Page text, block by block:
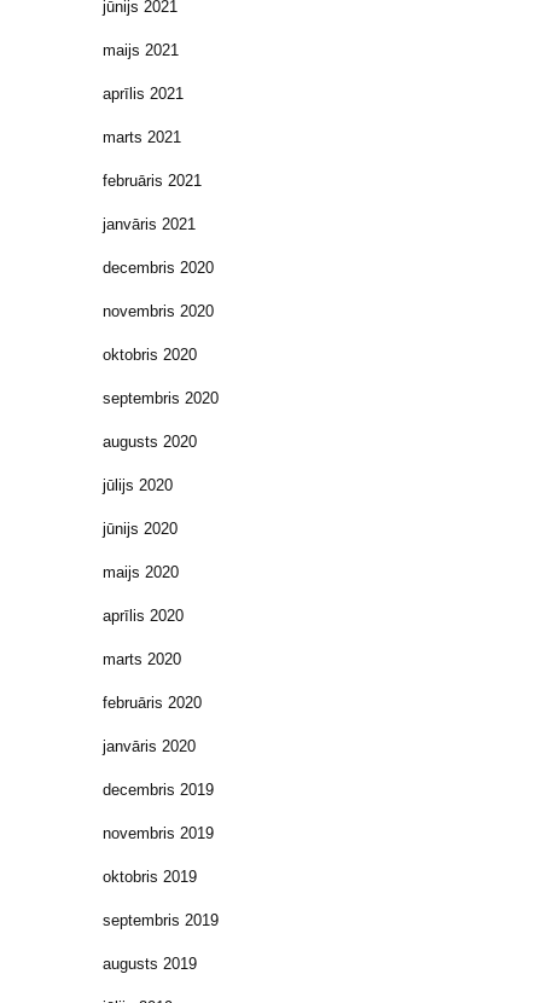
jūnijs 2021
maijs 2021
aprīlis 2021
marts 2021
februāris 2021
janvāris 2021
decembris 2020
novembris 2020
oktobris 2020
septembris 2020
augusts 2020
jūlijs 2020
jūnijs 2020
maijs 2020
aprīlis 2020
marts 2020
februāris 2020
janvāris 2020
decembris 2019
novembris 2019
oktobris 2019
septembris 2019
augusts 2019